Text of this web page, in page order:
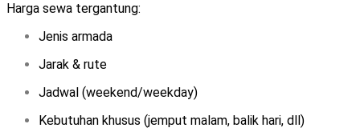
Harga sewa tergantung:
Jenis armada
Jarak & rute
Jadwal (weekend/weekday)
Kebutuhan khusus (jemput malam, balik hari, dll)